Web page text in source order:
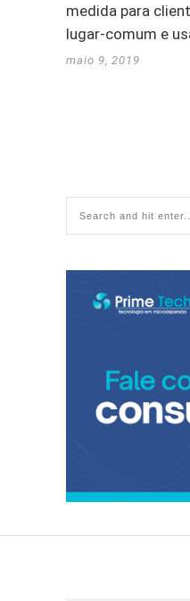
medida para
lugar-comum e
maio 9, 2019